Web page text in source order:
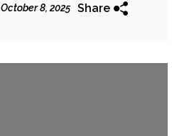
October 8, 2025 Share